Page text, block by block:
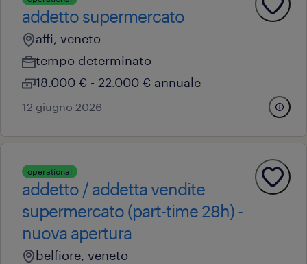
addetto supermercato
affi, veneto
tempo determinato
18.000 € - 22.000 € annuale
12 giugno 2026
operational
addetto / addetta vendite
supermercato (part-time 28h) -
nuova apertura
belfiore, veneto